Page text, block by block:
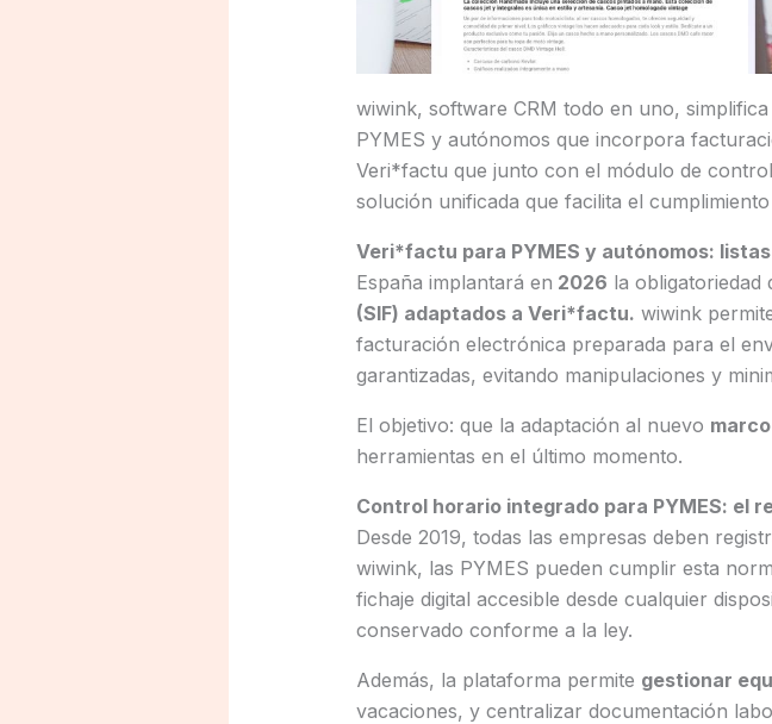
wiwink, software CRM todo en uno,
PYMES y autónomos que incorpora
Veri*factu que junto con el módulo de
solución unificada que facilita el
Veri*factu para PYMES y autónomos:
España implantará en 2026 la obligatoriedad
(SIF) adaptados a Veri*factu. wiwink
facturación electrónica preparada para el
garantizadas, evitando manipulaciones y
El objetivo: que la adaptación al nuevo
herramientas en el último momento.
Control horario integrado para PYMES: el
Desde 2019, todas las empresas deben
wiwink, las PYMES pueden cumplir esta
fichaje digital accesible desde cualquier
conservado conforme a la ley.
Además, la plataforma permite gestionar
vacaciones, y centralizar documentación